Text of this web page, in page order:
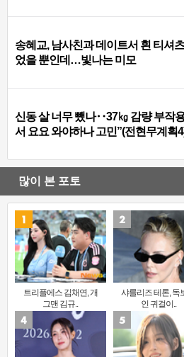
송혜교, 남사친과 데이트서 흰 티셔
었을 뿐인데…빛나는 미모
신동 살 너무 뺐나‥37㎏ 감량 부작
서 요요 와야하나 고민”(전현무계획
많이 본 포토
트리플에스 김채연, 개
그맨 김규..
샤를리즈 테론, 독
인 귀걸이..